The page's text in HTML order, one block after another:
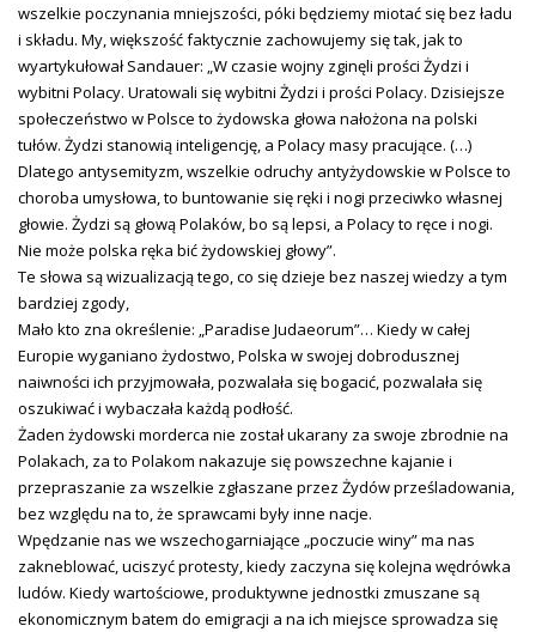
wszelkie poczynania mniejszości, póki będziemy miotać się bez ładu
i składu. My, większość faktycznie zachowujemy się tak, jak to
wyartykułował Sandauer: „W czasie wojny zginęli prości Żydzi i
wybitni Polacy. Uratowali się wybitni Żydzi i prości Polacy. Dzisiejsze
społeczeństwo w Polsce to żydowska głowa nałożona na polski
tułów. Żydzi stanowią inteligencję, a Polacy masy pracujące. (…)
Dlatego antysemityzm, wszelkie odruchy antyżydowskie w Polsce to
choroba umysłowa, to buntowanie się ręki i nogi przeciwko własnej
głowie. Żydzi są głową Polaków, bo są lepsi, a Polacy to ręce i nogi.
Nie może polska ręka bić żydowskiej głowy”.
Te słowa są wizualizacją tego, co się dzieje bez naszej wiedzy a tym
bardziej zgody,
Mało kto zna określenie: „Paradise Judaeorum”… Kiedy w całej
Europie wyganiano żydostwo, Polska w swojej dobrodusznej
naiwności ich przyjmowała, pozwalała się bogacić, pozwalała się
oszukiwać i wybaczała każdą podłość.
Żaden żydowski morderca nie został ukarany za swoje zbrodnie na
Polakach, za to Polakom nakazuje się powszechne kajanie i
przepraszanie za wszelkie zgłaszane przez Żydów prześladowania,
bez względu na to, że sprawcami były inne nacje.
Wpędzanie nas we wszechogarniające „poczucie winy” ma nas
zakneblować, uciszyć protesty, kiedy zaczyna się kolejna wędrówka
ludów. Kiedy wartościowe, produktywne jednostki zmuszane są
ekonomicznym batem do emigracji a na ich miejsce sprowadza się